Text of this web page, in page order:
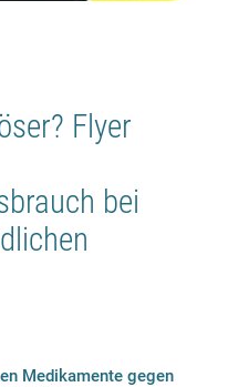
Flyer
bei
Medikamente gegen